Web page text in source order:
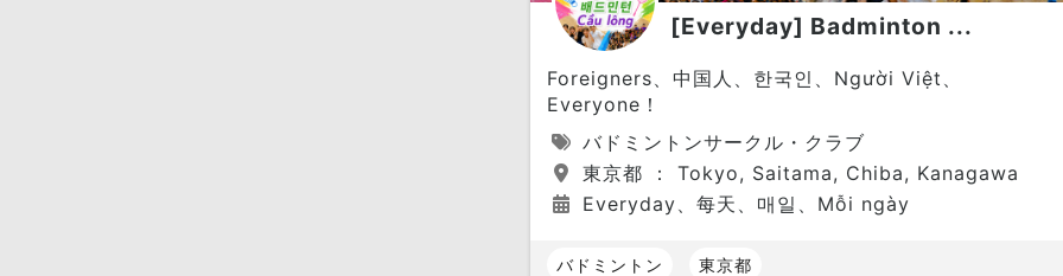
[Everyday] Badminton ...
Foreigners、中国人、한국인、Người Việt、
Everyone！
バドミントンサークル・クラブ
東京都 ： Tokyo, Saitama, Chiba, Kanagawa
Everyday、每天、매일、Mỗi ngày
バドミントン 東京都